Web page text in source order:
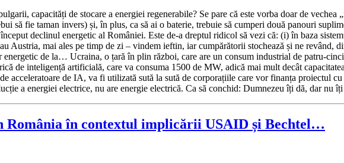
capacități de stocare a energiei regenerabile? Se pare că este vorba doar de
să fie taman invers) și, în plus, ca să ai o baterie, trebuie să cumperi două panouri
declinul energetic al României. Este de-a dreptul ridicol să vezi că: (i) în baza
Austria, mai ales pe timp de zi – vindem ieftin, iar cumpărătorii stochează și ne revând,
energetic de la… Ucraina, o țară în plin război, care are un consum industrial de patru-
de inteligență artificială, care va consuma 1500 de MW, adică mai mult decât
acceleratoare de IA, va fi utilizată sută la sută de corporațiile care vor finanța proiectul
a energiei electrice, nu are energie electrică. Ca să conchid: Dumnezeu îți dă, dar nu
în contextul implicării USAID și Bechtel…